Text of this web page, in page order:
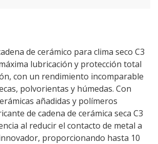
de cerámico para clima seco C3
lubricación y protección total
con un rendimiento incomparable
polvorientas y húmedas. Con
añadidas y polímeros
de cadena de cerámica seca C3
al reducir el contacto de metal a
proporcionando hasta 10